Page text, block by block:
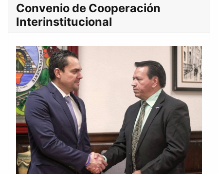
Convenio de Cooperación
Interinstitucional